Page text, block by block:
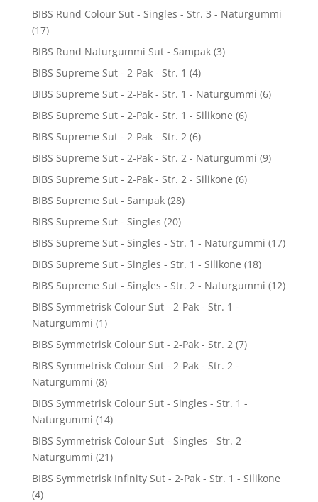
BIBS Rund Colour Sut - Singles - Str. 3 - Naturgummi
(17)
BIBS Rund Naturgummi Sut - Sampak (3)
BIBS Supreme Sut - 2-Pak - Str. 1 (4)
BIBS Supreme Sut - 2-Pak - Str. 1 - Naturgummi (6)
BIBS Supreme Sut - 2-Pak - Str. 1 - Silikone (6)
BIBS Supreme Sut - 2-Pak - Str. 2 (6)
BIBS Supreme Sut - 2-Pak - Str. 2 - Naturgummi (9)
BIBS Supreme Sut - 2-Pak - Str. 2 - Silikone (6)
BIBS Supreme Sut - Sampak (28)
BIBS Supreme Sut - Singles (20)
BIBS Supreme Sut - Singles - Str. 1 - Naturgummi (17)
BIBS Supreme Sut - Singles - Str. 1 - Silikone (18)
BIBS Supreme Sut - Singles - Str. 2 - Naturgummi (12)
BIBS Symmetrisk Colour Sut - 2-Pak - Str. 1 -
Naturgummi (1)
BIBS Symmetrisk Colour Sut - 2-Pak - Str. 2 (7)
BIBS Symmetrisk Colour Sut - 2-Pak - Str. 2 -
Naturgummi (8)
BIBS Symmetrisk Colour Sut - Singles - Str. 1 -
Naturgummi (14)
BIBS Symmetrisk Colour Sut - Singles - Str. 2 -
Naturgummi (21)
BIBS Symmetrisk Infinity Sut - 2-Pak - Str. 1 - Silikone
(4)